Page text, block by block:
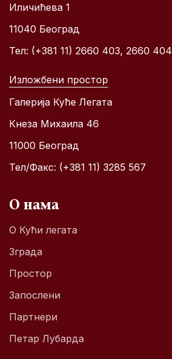
Иличићева 1
11040 Београд
Тел: (+381 11) 2660 403, 2660 404
Изложбени простор
Галерија Куће Легата
Кнеза Михаила 46
11000 Београд
Тел/Факс: (+381 11) 3285 567
О нама
О Кући легата
Зграда
Простор
Запослени
Партнери
Петар Лубарда